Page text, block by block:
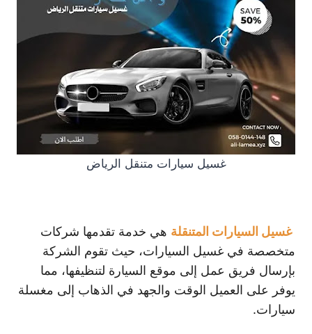
غسيل سيارات متنقل الرياض
غسيل السيارات المتنقلة هي خدمة تقدمها شركات
متخصصة في غسيل السيارات، حيث تقوم الشركة
بإرسال فريق عمل إلى موقع السيارة لتنظيفها، مما
يوفر على العميل الوقت والجهد في الذهاب إلى مغسلة
سيارات.